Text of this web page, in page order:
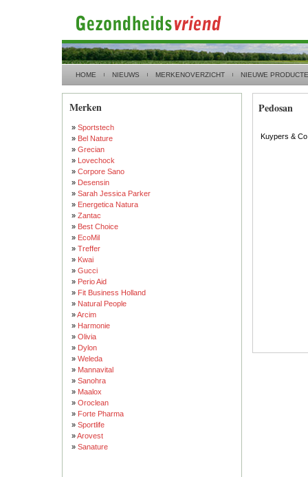
HOME NIEUWS MERKENOVERZICHT NIEUWE
Merken
» Sportstech
» Bel Nature
» Grecian
» Lovechock
» Corpore Sano
» Desensin
» Sarah Jessica Parker
» Energetica Natura
» Zantac
» Best Choice
» EcoMil
» Treffer
» Kwai
» Gucci
» Perio Aid
» Fit Business Holland
» Natural People
»Arcim
» Harmonie
» Olivia
» Dylon
» Weleda
» Mannavital
» Sanohra
» Maalox
» Oroclean
» Forte Pharma
» Sportlife
»Arovest
» Sanature
Pedosan
Kuypers & Co